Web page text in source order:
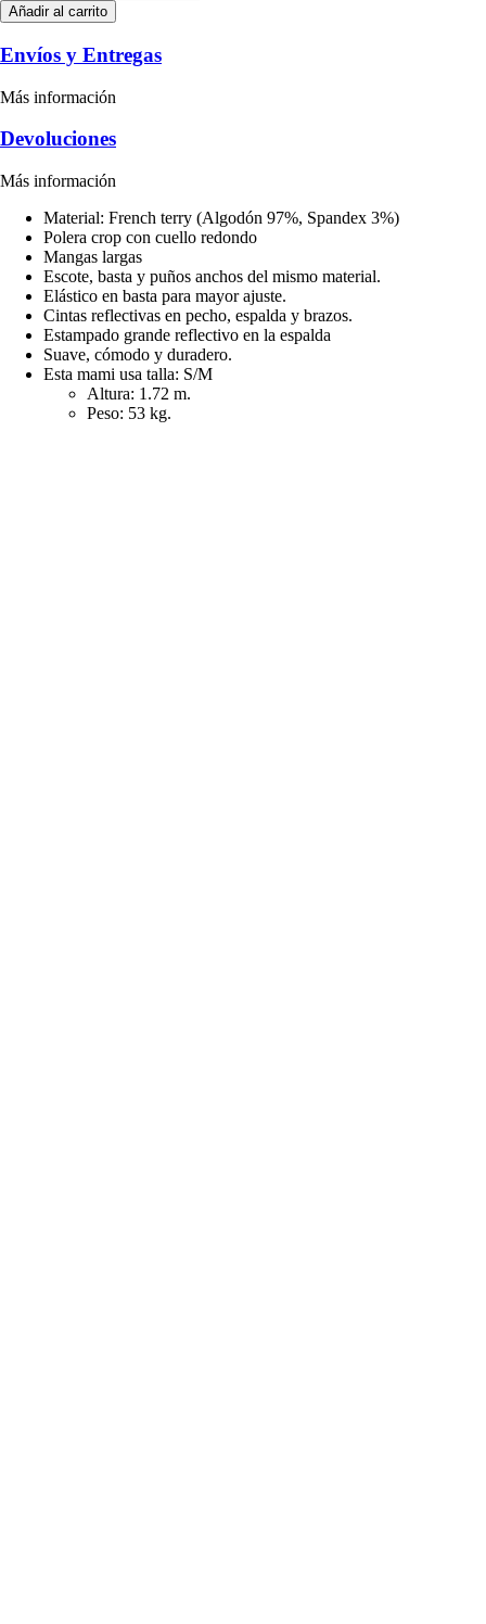
Añadir al carrito
Envíos y Entregas
Más información
Devoluciones
Más información
Material: French terry (Algodón 97%, Spandex 3%)
Polera crop con cuello redondo
Mangas largas
Escote, basta y puños anchos del mismo material.
Elástico en basta para mayor ajuste.
Cintas reflectivas en pecho, espalda y brazos.
Estampado grande reflectivo en la espalda
Suave, cómodo y duradero.
Esta mami usa talla: S/M
Altura: 1.72 m.
Peso: 53 kg.